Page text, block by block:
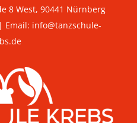
8 West, 90441 Nürnberg
| Email: info@tanzschule-